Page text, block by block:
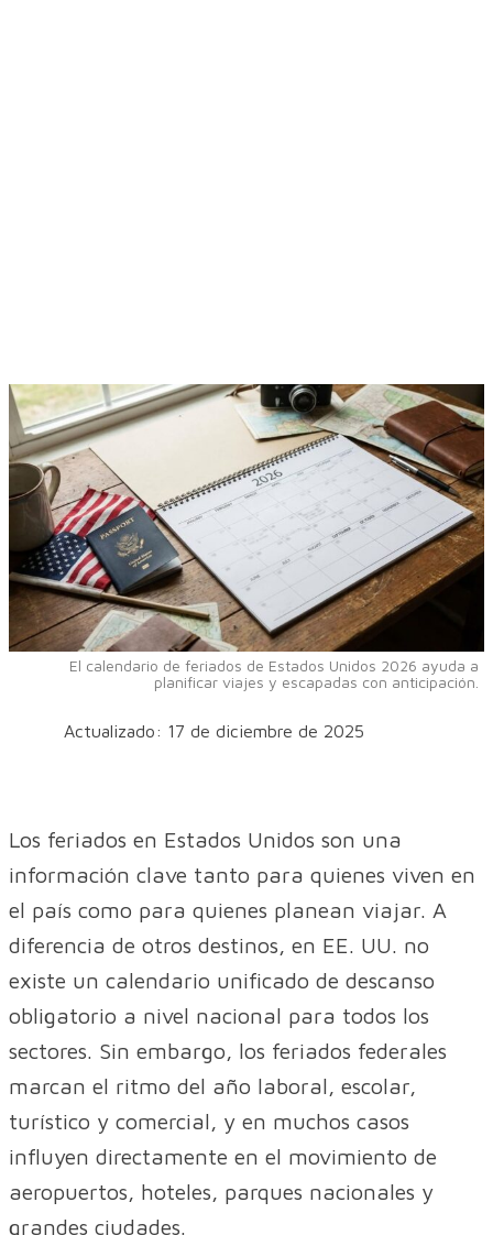
El calendario de feriados de Estados Unidos 2026 ayuda a
planificar viajes y escapadas con anticipación.
Actualizado: 17 de diciembre de 2025
Los feriados en Estados Unidos son una
información clave tanto para quienes viven en
el país como para quienes planean viajar. A
diferencia de otros destinos, en EE. UU. no
existe un calendario unificado de descanso
obligatorio a nivel nacional para todos los
sectores. Sin embargo, los feriados federales
marcan el ritmo del año laboral, escolar,
turístico y comercial, y en muchos casos
influyen directamente en el movimiento de
aeropuertos, hoteles, parques nacionales y
grandes ciudades.